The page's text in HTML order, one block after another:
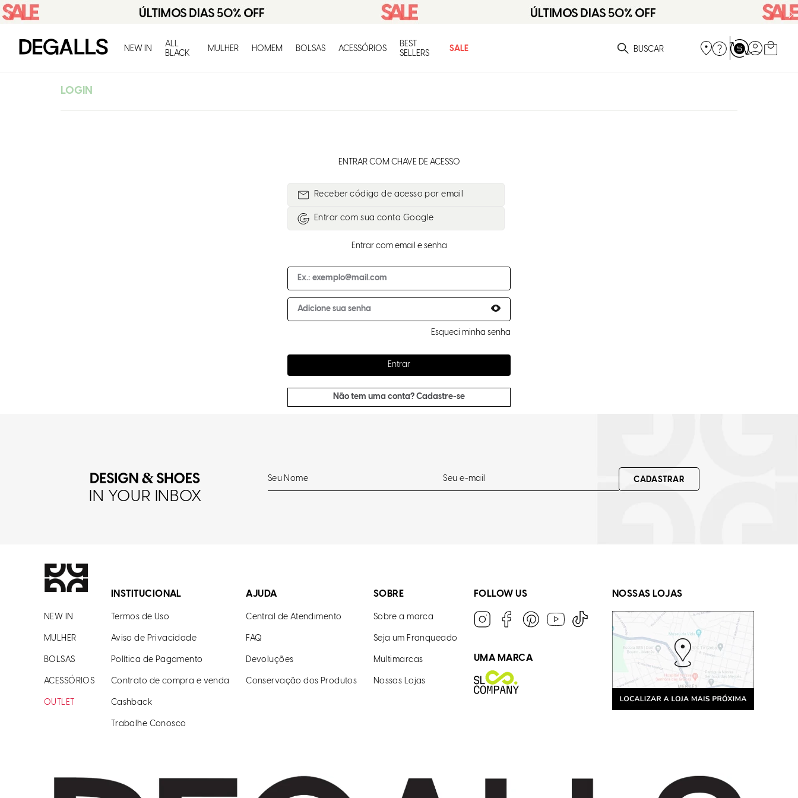
NEW IN
ALL
BLACK
MULHER HOMEM BOLSAS ACESSÓRIOS
BEST
SELLERS
SALE O que você está procurando?
LOGIN
ENTRAR COM CHAVE DE ACESSO
Receber código de acesso por email
Entrar com Google
Entrar com email e senha
Esqueci minha senha
Entrar
Não tem uma conta? Cadastre-se
IN YOUR INBOX
CADASTRAR
NEW IN
MULHER
BOLSAS
ACESSÓRIOS
OUTLET
INSTITUCIONAL
Termos de Uso
Aviso de Privacidade
Política de Pagamento
Contrato de compra e venda
Cashback
Trabalhe Conosco
AJUDA
Central de Atendimento
FAQ
Devoluções
Conservação dos Produtos
SOBRE
Sobre a marca
Seja um Franqueado
Multimarcas
Nossas Lojas
FOLLOW US
UMA MARCA
NOSSAS LOJAS